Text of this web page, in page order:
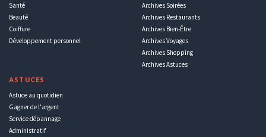
Santé
Beauté
Coiffure
Développement personnel
ASTUCES
Astuce au quotidien
Gagner de l'argent
Service dépannage
Administratif
Archives Soirées
Archives Restaurants
Archives Bien-Être
Archives Voyages
Archives Shopping
Archives Astuces